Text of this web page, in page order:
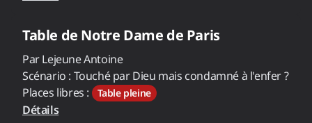
Table de Notre Dame de Paris
ParLejeune Antoine
Scénario : Touché par Dieu mais condamné à l'enfer ?
Places libres :
Table pleine
Détails